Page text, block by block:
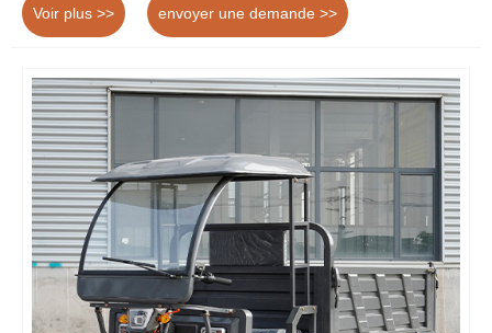
Voir plus >> envoyer une demande >>